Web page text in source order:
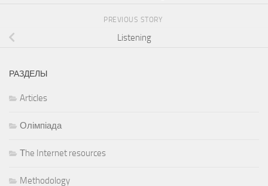
PREVIOUS STORY
Listening
РАЗДЕЛЫ
Articles
Олімпіада
Тhe Internet resources
Methodology